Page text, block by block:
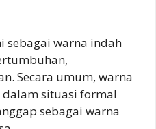
sebagai warna indah
Secara umum, warna
situasi formal
sebagai warna